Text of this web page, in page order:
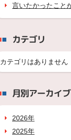
言いたかったこと
カテゴリ
カテゴリはありません
月別アーカイブ
2026年
2025年